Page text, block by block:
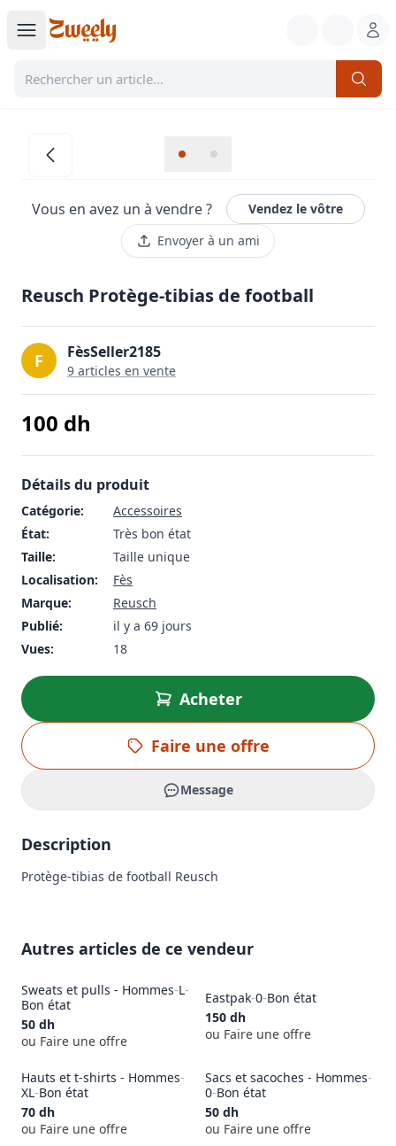
Vous en avez un à vendre ?
Vendez le vôtre
Envoyer à un ami
Reusch Protège-tibias de football
F FèsSeller2185
9 articles en vente
100 dh
Détails du produit
Catégorie:
Accessoires
État:
Très bon état
Taille:
Taille unique
Localisation:
Fès
Marque:
Reusch
Publié:
il y a 69 jours
Vues:
18
Acheter
Faire une offre
Message
Description
Protège-tibias de football Reusch
Autres articles de ce vendeur
Sweats et pulls - Hommes-L-
Bon état
50 dh
ou Faire une offre
Eastpak-0-Bon état
150 dh
ou Faire une offre
Hauts et t-shirts - Hommes-
XL-Bon état
70 dh
ou Faire une offre
Sacs et sacoches - Hommes-
0-Bon état
50 dh
ou Faire une offre